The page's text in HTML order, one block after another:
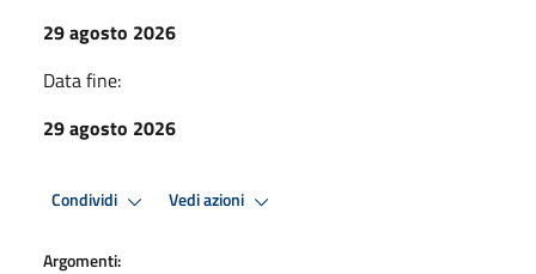
29 agosto 2026
Data fine:
29 agosto 2026
Condividi Vedi azioni
Argomenti: